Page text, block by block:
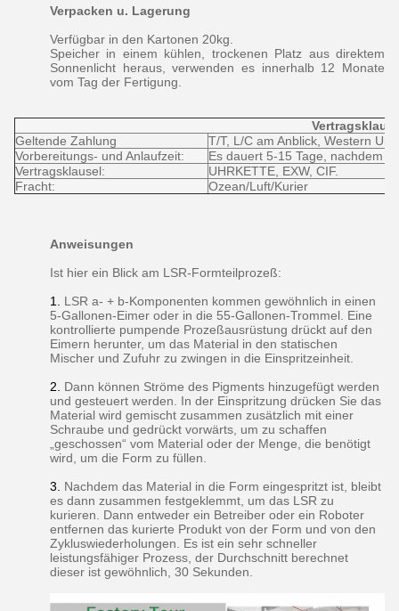
Verpacken u. Lagerung
Verfügbar in den Kartonen 20kg.
Speicher in einem kühlen, trockenen Platz aus direktem
Sonnenlicht heraus, verwenden es innerhalb 12 Monate
vom Tag der Fertigung.
Geltende Zahlung
T/T, L/C am Anblick, Western
Vorbereitungs- und Anlaufzeit:
Es dauert 5-15 Tage, nachdem
Vertragsklausel:
UHRKETTE, EXW, CIF.
Fracht:
Ozean/Luft/Kurier
Anweisungen
Ist hier ein Blick am LSR-Formteilprozeß:
1. LSR a- + b-Komponenten kommen gewöhnlich in einen
5-Gallonen-Eimer oder in die 55-Gallonen-Trommel. Eine
kontrollierte pumpende Prozeßausrüstung drückt auf den
Eimern herunter, um das Material in den statischen
Mischer und Zufuhr zu zwingen in die Einspritzeinheit.
2. Dann können Ströme des Pigments hinzugefügt werden
und gesteuert werden. In der Einspritzung drücken Sie das
Material wird gemischt zusammen zusätzlich mit einer
Schraube und gedrückt vorwärts, um zu schaffen
„geschossen“ vom Material oder der Menge, die benötigt
wird, um die Form zu füllen.
3. Nachdem das Material in die Form eingespritzt ist, bleibt
es dann zusammen festgeklemmt, um das LSR zu
kurieren. Dann entweder ein Betreiber oder ein Roboter
entfernen das kurierte Produkt von der Form und von den
Zykluswiederholungen. Es ist ein sehr schneller
leistungsfähiger Prozess, der Durchschnitt berechnet
dieser ist gewöhnlich, 30 Sekunden.